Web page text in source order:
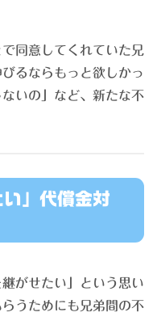
同意してくれていた兄
るならもっと欲しかっ
いの」など、新たな不
い」代償金対
がせたい」という思い
うためにも兄弟間の不